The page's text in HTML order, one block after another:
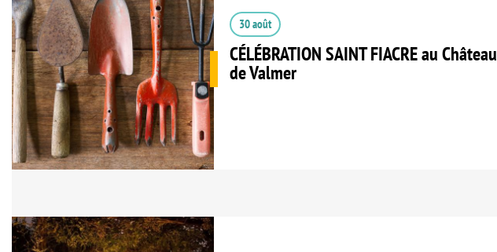
30 août
CÉLÉBRATION SAINT FIACRE au Château
de Valmer